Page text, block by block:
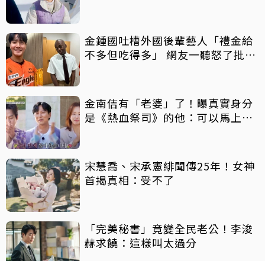
金鍾國吐槽外國後輩藝人「禮金給
不多但吃得多」 網友一聽怒了批毒
金南佶有「老婆」了！曝真實身分
是《熱血祭司》的他：可以馬上結
宋慧喬、宋承憲緋聞傳25年！女神
首揭真相：受不了
「完美秘書」竟變全民老公！李浚
赫求饒：這樣叫太過分